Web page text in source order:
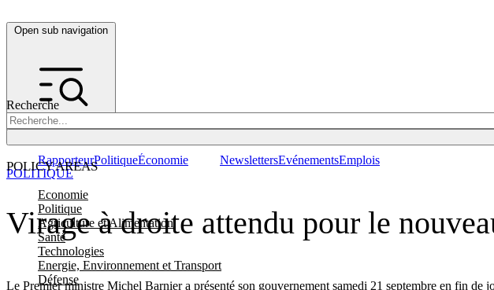
Open sub navigation
Recherche
POLICY AREAS
Economie
Politique
Agriculture et Alimentation
Santé
Technologies
Energie, Environnement et Transport
Défense
RapporteurPolitiqueÉconomie NewslettersEvénementsEmplois
Virage à droite attendu pour le
Le Premier ministre Michel Barnier a présenté son gouvernement samedi 21 septembre en fin
POLITIQUE